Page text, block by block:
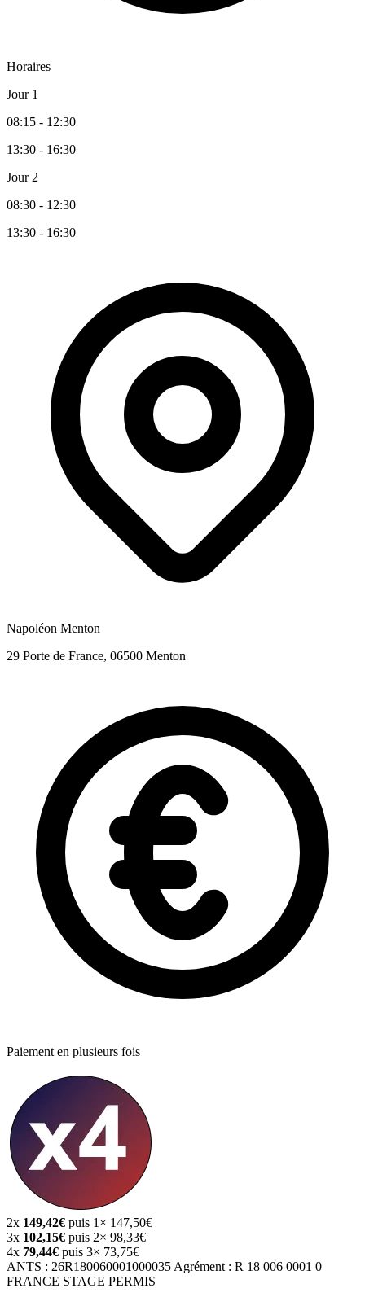
Horaires
Jour 1
08:15 - 12:30
13:30 - 16:30
Jour 2
08:30 - 12:30
13:30 - 16:30
Napoléon Menton
29 Porte de France, 06500 Menton
Paiement en plusieurs fois
2x 149,42€ puis 1× 147,50€
3x 102,15€ puis 2× 98,33€
4x 79,44€ puis 3× 73,75€
ANTS : 26R180060001000035 Agrément : R 18 006 0001 0
FRANCE STAGE PERMIS